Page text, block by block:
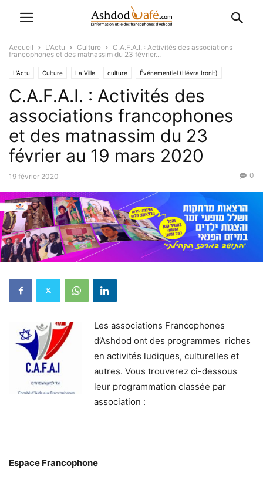
Accueil L'Actu Culture
C.A.F.A.I. : Activités des associations
francophones et des matnassim du 23 février...
L'Actu Culture La Ville culture Événementiel (Hévra Ironit)
Favoris
C.A.F.A.I. : Activités des
associations francophones
et des matnassim du 23
février au 19 mars 2020
19 février 2020 0
Les associations Francophones
d’Ashdod ont des programmes riches
en activités ludiques, culturelles et
autres. Vous trouverez ci-dessous
leur programmation classée par
association :
Espace Francophone